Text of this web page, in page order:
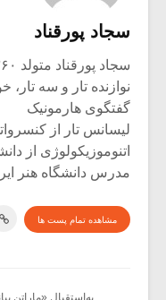
سجاد پورقناد
سجاد پورقناد متولد ۱۳۶۰ تهران
نوازنده تار و سه تار،
گفتگوی هارمونیک
لیسانس تار از
اتنوموزیکولوژی از
مدرس دانشگاه هنر
مشاهده تمام پست ها
به‌استقبال «ماراتن